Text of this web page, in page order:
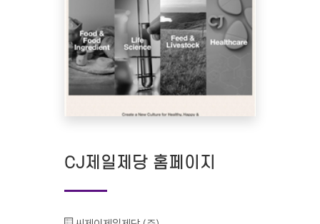
CJ제일제당 홈페이지